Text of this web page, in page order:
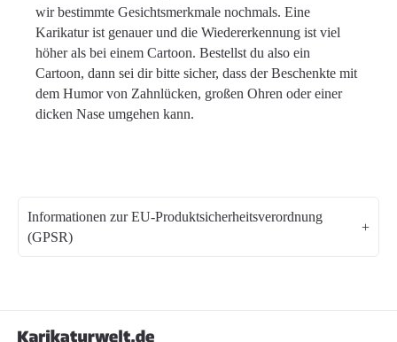
wir bestimmte Gesichtsmerkmale nochmals. Eine
Karikatur ist genauer und die Wiedererkennung ist viel
höher als bei einem Cartoon. Bestellst du also ein
Cartoon, dann sei dir bitte sicher, dass der Beschenkte mit
dem Humor von Zahnlücken, großen Ohren oder einer
dicken Nase umgehen kann.
Informationen zur EU-Produktsicherheitsverordnung
(GPSR)